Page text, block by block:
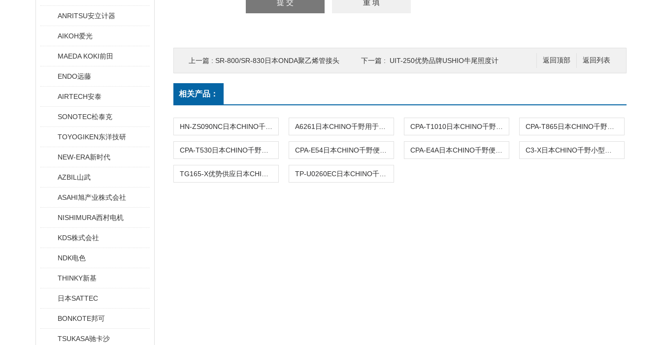
ANRITSU安立计器
AIKOH爱光
MAEDA KOKI前田
ENDO远藤
AIRTECH安泰
SONOTEC松泰克
TOYOGIKEN东洋技研
NEW-ERA新时代
AZBIL山武
ASAHI旭产业株式会社
NISHIMURA西村电机
KDS株式会社
NDK电色
THINKY新基
日本SATTEC
BONKOTE邦可
TSUKASA驰卡沙
返回列表
返回顶部
上一篇 : SR-800/SR-830日本ONDA聚乙烯管接头 下一篇 : UIT-250优势品牌USHIO牛尾照度计
相关产品：